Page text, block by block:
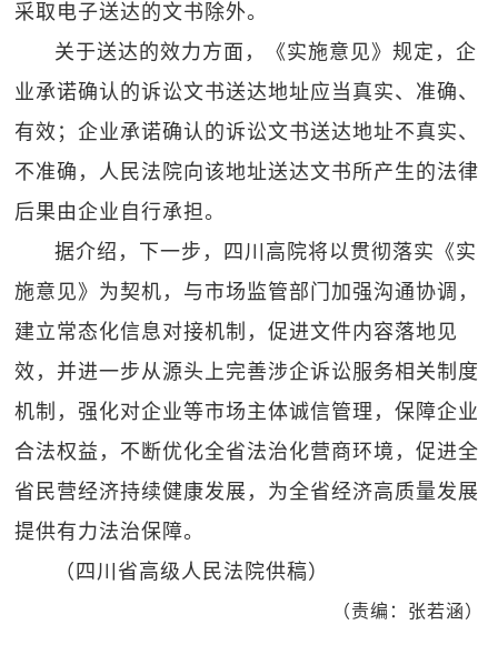
采取电子送达的文书除外。
关于送达的效力方面，《实施意见》规定，企
业承诺确认的诉讼文书送达地址应当真实、准确、
有效；企业承诺确认的诉讼文书送达地址不真实、
不准确，人民法院向该地址送达文书所产生的法律
后果由企业自行承担。
据介绍，下一步，四川高院将以贯彻落实《实
施意见》为契机，与市场监管部门加强沟通协调，
建立常态化信息对接机制，促进文件内容落地见
效，并进一步从源头上完善涉企诉讼服务相关制度
机制，强化对企业等市场主体诚信管理，保障企业
合法权益，不断优化全省法治化营商环境，促进全
省民营经济持续健康发展，为全省经济高质量发展
提供有力法治保障。
（四川省高级人民法院供稿）
（责编：张若涵）